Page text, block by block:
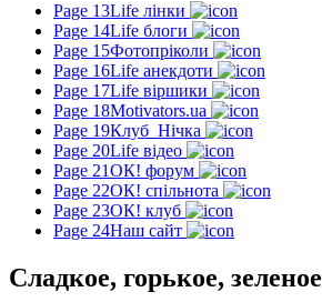
Page 13Life лінки
Page 14Life блоги
Page 15Фотопріколи
Page 16Life анекдоти
Page 17Life віршики
Page 18Motivators.ua
Page 19Клуб_Нічка
Page 20Life відео
Page 21ОК! форум
Page 22ОК! спільнота
Page 23ОК! клуб
Page 24Наш сайт
Сладкое, горькое, зеленое